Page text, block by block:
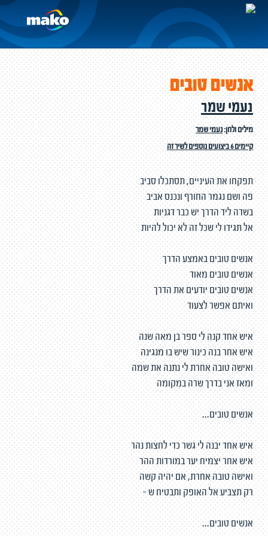
אנשים טובים
נעמי שמר
מילים ולחן:נעמי שמר
קיימים 6 ביצועים נוספים לשיר זה
תפקחו את העיניים, תסתכלו סביב
פה ושם נגמר החורף ונכנס אביב
בשדה ליד הדרך יש כבר דגניות
אל תגידו לי שכל זה לא יכול להיות
אנשים טובים באמצע הדרך
אנשים טובים מאוד
אנשים טובים יודעים את הדרך
ואיתם אפשר לצעוד
איש אחד קנה לי ספר בן מאה שנה
איש אחר בנה כינור שיש בו מנגינה
ואישה טובה אחרת לי נתנה את שמה
ומאז אני בדרך שרה במקומה
אנשים טובים...
איש אחד יבנה לי גשר כדי לחצות נהר
איש אחר יצמיח יער במורדות ההר
ואישה טובה אחרת, אם יהיה קשה
רק תצביע אל האופק ותבטיח ש -
אנשים טובים...